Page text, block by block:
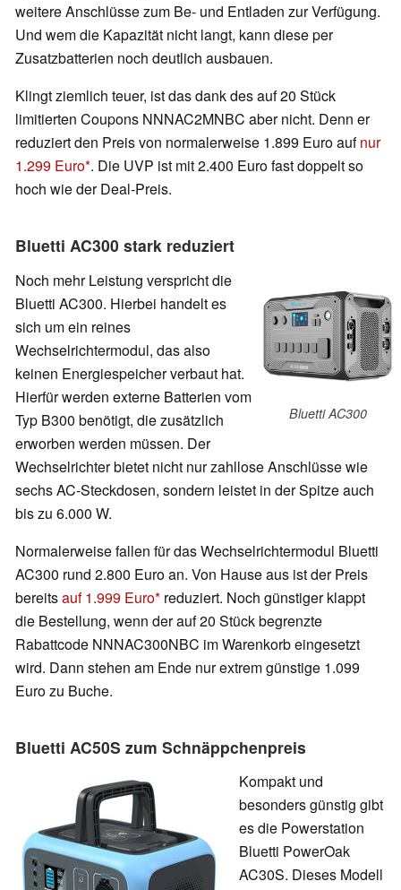
weitere Anschlüsse zum Be- und Entladen zur Verfügung.
Und wem die Kapazität nicht langt, kann diese per
Zusatzbatterien noch deutlich ausbauen.
Klingt ziemlich teuer, ist das dank des auf 20 Stück
limitierten Coupons NNNAC2MNBC aber nicht. Denn er
reduziert den Preis von normalerweise 1.899 Euro aufnur
1.299 Euro . Die UVP ist mit 2.400 Euro fast doppelt so
hoch wie der Deal-Preis.
Bluetti AC300 stark reduziert
Bluetti AC300
Noch mehr Leistung verspricht die
Bluetti AC300. Hierbei handelt es
sich um ein reines
Wechselrichtermodul, das also
keinen Energiespeicher verbaut hat.
Hierfür werden externe Batterien vom
Typ B300 benötigt, die zusätzlich
erworben werden müssen. Der
Wechselrichter bietet nicht nur zahllose Anschlüsse wie
sechs AC-Steckdosen, sondern leistet in der Spitze auch
bis zu 6.000 W.
Normalerweise fallen für das Wechselrichtermodul Bluetti
AC300 rund 2.800 Euro an. Von Hause aus ist der Preis
bereitsauf 1.999 Euro reduziert. Noch günstiger klappt
die Bestellung, wenn der auf 20 Stück begrenzte
Rabattcode NNNAC300NBC im Warenkorb eingesetzt
wird. Dann stehen am Ende nur extrem günstige 1.099
Euro zu Buche.
Bluetti AC50S zum Schnäppchenpreis
Kompakt und
besonders günstig gibt
es die Powerstation
Bluetti PowerOak
AC30S. Dieses Modell